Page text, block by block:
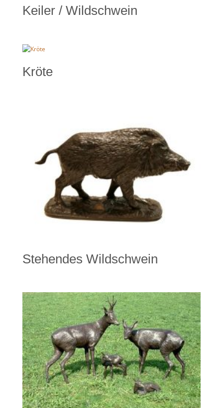
Keiler / Wildschwein
Kröte
Stehendes Wildschwein